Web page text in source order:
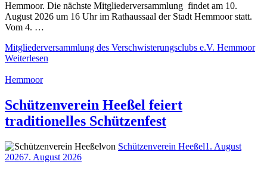
Hemmoor. Die nächste Mitgliederversammlung findet am 10.
August 2026 um 16 Uhr im Rathaussaal der Stadt Hemmoor statt.
Vom 4. …
Mitgliederversammlung des Verschwisterungsclubs e.V. Hemmoor
Weiterlesen
Hemmoor
Schützenverein Heeßel feiert
traditionelles Schützenfest
von Schützenverein Heeßel1. August
20267. August 2026